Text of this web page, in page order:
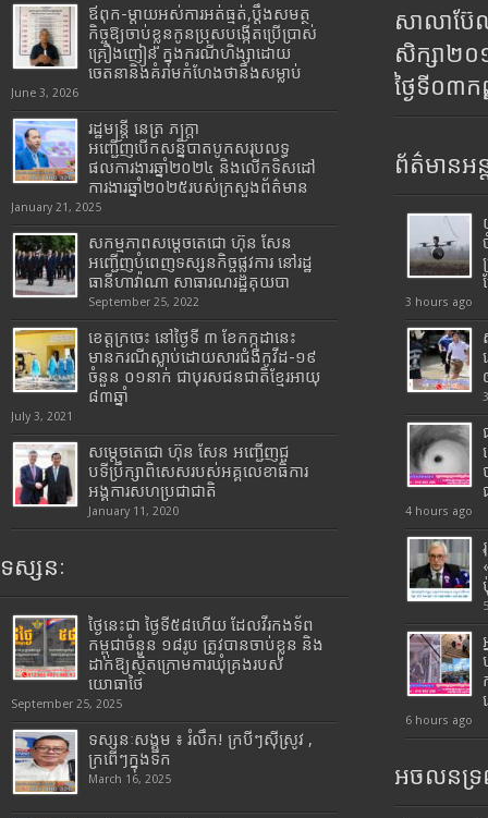
ឪពុក-ម្ដាយអស់ការអត់ធ្មត់,ប្ដឹងសមត្ថ
កិច្ចឱ្យចាប់ខ្លួនកូនប្រុសបង្កើតប្រើប្រាស់
គ្រឿងញៀន ក្នុងករណីហិង្សាដោយ
ចេតនានិងគំរាមកំហែងថានឹងសម្លាប់
June 3, 2026
រដ្ឋមន្រ្តី​ នេត្រ​ ភក្ត្រា​
អញ្ជើញបើកសន្និបាតបូកសរុបលទ្ធ
ផលការងារឆ្នាំ២០២៤ និងលើកទិសដៅ
ការងារឆ្នាំ២០២៥របស់​ក្រសួង​ព័ត៌មាន​
January 21, 2025
សកម្មភាពសម្តេចតេជោ ហ៊ុន សែន
អញ្ជើញបំពេញទស្សនកិច្ចផ្លូវការ នៅរដ្ឋ
ធានីហាវ៉ាណា សាធារណរដ្ឋគុយបា
September 25, 2022
ខេត្តក្រចេះ នៅថ្ងៃទី ៣ ខែកក្កដានេះ
មានករណីស្លាប់ដោយសារជំងឺកូវីដ-១៩
ចំនួន ០១នាក់ ជាបុរសជនជាតិខ្មែរអាយុ
៨៣ឆ្នាំ
July 3, 2021
សម្តេចតេជោ ហ៊ុន សែន អញ្ជើញជួ
បទីប្រឹក្សាពិសេសរបស់អគ្គលេខាធិការ
អង្គការសហប្រជាជាតិ
January 11, 2020
ទស្សនៈ
ថ្ងៃនេះជា ថ្ងៃទី៥៨ហើយ ដែលវីរកងទ័ព
កម្ពុជាចំនួន ១៨រូប ត្រូវបានចាប់ខ្លួន និង
ដាក់ឱ្យស្ថិតក្រោមការឃុំគ្រងរបស់
យោធាថៃ
September 25, 2025
ទស្សនៈសង្គម ៖ រំលឹក! ក្របីៗស៊ីស្រូវ ,
ក្រពើៗក្នុងទឹក
March 16, 2025
សាលាប៊ែ
សិក្សា២
ថ្ងៃទី០៣
ព័ត៌មានអន្
3 hours ago
4 hours ago
6 hours ago
អចលនទ្រ